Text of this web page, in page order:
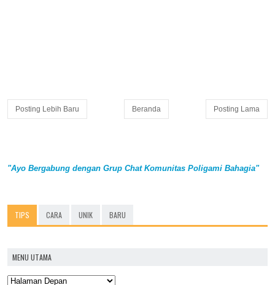
Posting Lebih Baru Posting Lama
Beranda
"Ayo Bergabung dengan Grup Chat Komunitas Poligami Bahagia"
TIPS CARA UNIK BARU
MENU UTAMA